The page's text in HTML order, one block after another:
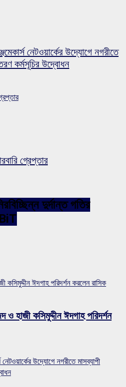
নেটওয়ার্কের উদ্যোগে নগরীতে
কর্মসূচির উদ্বোধন
গ্রেপ্তার
দুর্দান্ত গতির
কসিমুদ্দীন ঈদগাহ পরিদর্শন করলেন রাসিক
ও হাজী কসিমুদ্দীন ঈদগাহ পরিদর্শন
উদ্যোগে নগরীতে মাসব্যাপী